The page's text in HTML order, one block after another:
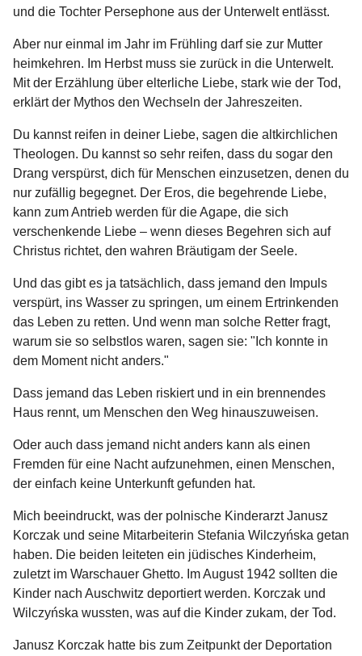
und die Tochter Persephone aus der Unterwelt entlässt.
Aber nur einmal im Jahr im Frühling darf sie zur Mutter
heimkehren. Im Herbst muss sie zurück in die Unterwelt.
Mit der Erzählung über elterliche Liebe, stark wie der Tod,
erklärt der Mythos den Wechseln der Jahreszeiten.
Du kannst reifen in deiner Liebe, sagen die altkirchlichen
Theologen. Du kannst so sehr reifen, dass du sogar den
Drang verspürst, dich für Menschen einzusetzen, denen du
nur zufällig begegnet. Der Eros, die begehrende Liebe,
kann zum Antrieb werden für die Agape, die sich
verschenkende Liebe – wenn dieses Begehren sich auf
Christus richtet, den wahren Bräutigam der Seele.
Und das gibt es ja tatsächlich, dass jemand den Impuls
verspürt, ins Wasser zu springen, um einem Ertrinkenden
das Leben zu retten. Und wenn man solche Retter fragt,
warum sie so selbstlos waren, sagen sie: "Ich konnte in
dem Moment nicht anders."
Dass jemand das Leben riskiert und in ein brennendes
Haus rennt, um Menschen den Weg hinauszuweisen.
Oder auch dass jemand nicht anders kann als einen
Fremden für eine Nacht aufzunehmen, einen Menschen,
der einfach keine Unterkunft gefunden hat.
Mich beeindruckt, was der polnische Kinderarzt Janusz
Korczak und seine Mitarbeiterin Stefania Wilczyńska getan
haben. Die beiden leiteten ein jüdisches Kinderheim,
zuletzt im Warschauer Ghetto. Im August 1942 sollten die
Kinder nach Auschwitz deportiert werden. Korczak und
Wilczyńska wussten, was auf die Kinder zukam, der Tod.
Janusz Korczak hatte bis zum Zeitpunkt der Deportation